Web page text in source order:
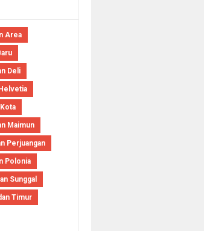
Area
Deli
Maimun
Perjuangan
Polonia
Sunggal
Timur